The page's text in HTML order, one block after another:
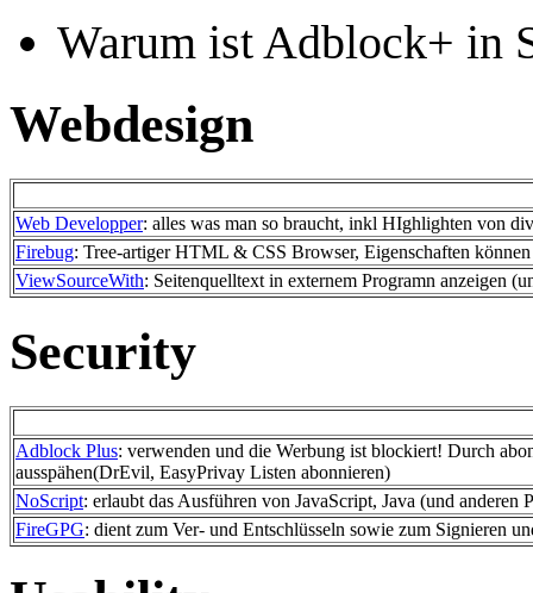
Warum ist Adblock+ in
Webdesign
Web Developper: alles was man so braucht, inkl HIghlighten von
Firebug: Tree-artiger HTML & CSS Browser, Eigenschaften
ViewSourceWith: Seitenquelltext in externem Programn anzeigen
Security
Adblock Plus: verwenden und die Werbung ist blockiert! Durch
ausspähen(DrEvil, EasyPrivay Listen abonnieren)
NoScript: erlaubt das Ausführen von JavaScript, Java (und
FireGPG: dient zum Ver- und Entschlüsseln sowie zum Signieren